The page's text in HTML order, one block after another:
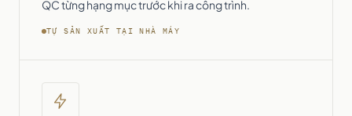
QC từng hạng mục trước khi ra công trình.
TỰ SẢN XUẤT TẠI NHÀ MÁY